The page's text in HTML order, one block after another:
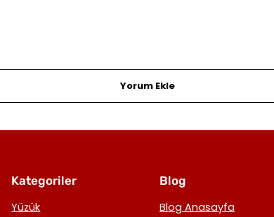
Yorum Ekle
Kategoriler
Yüzük
Blog
Blog Anasayfa